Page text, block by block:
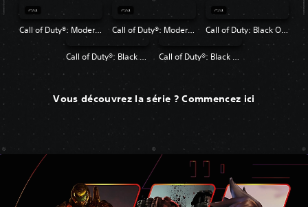
Call of Duty®: Modern Warfare® Call of Duty®: Modern Warfare® 2 Campaign Remastered Call of Duty: Black Ops 4
Call of Duty®: Black Ops Call of Duty®: Black Ops II
Vous découvrez la série ? Commencez ici